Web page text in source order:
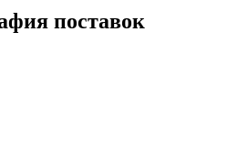
поставок